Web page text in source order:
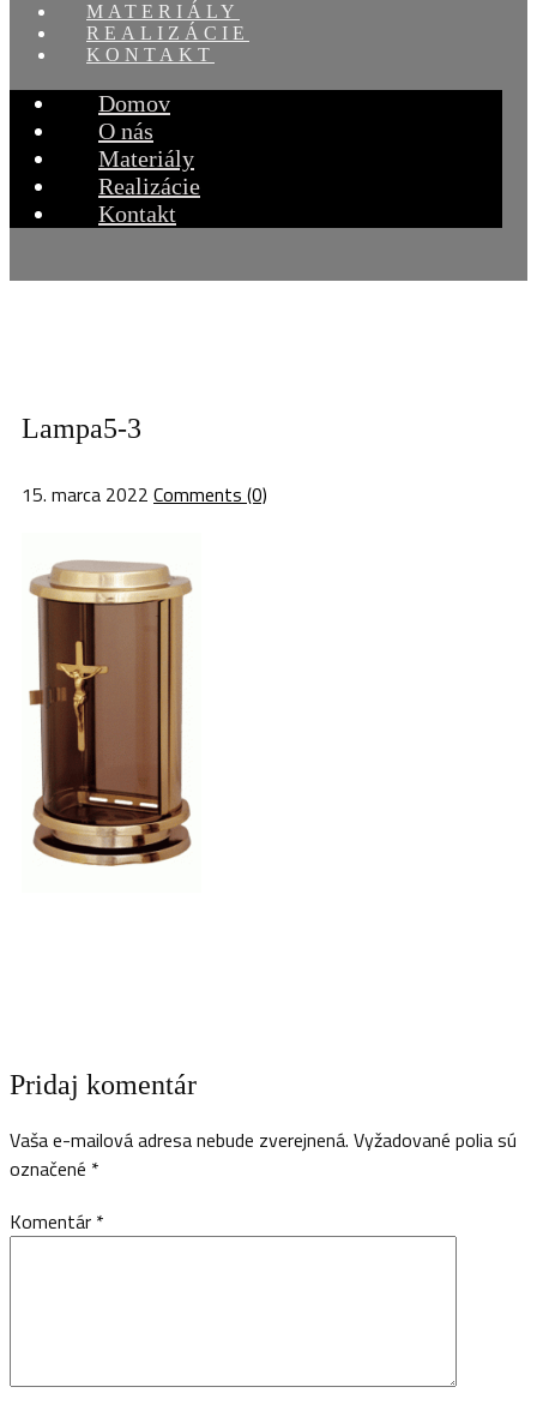
MATERIÁLY
REALIZÁCIE
KONTAKT
Domov
O nás
Materiály
Realizácie
Kontakt
Lampa5-3
15. marca 2022 Comments (0)
Pridaj komentár
Vaša e-mailová adresa nebude zverejnená. Vyžadované polia sú
označené *
Komentár *